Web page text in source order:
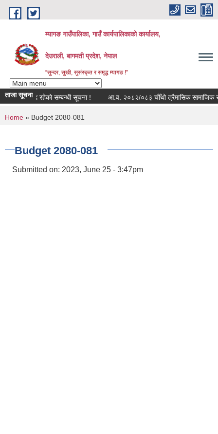
Skip to main content
म्यागङ गाउँपालिका, गाउँ कार्यपालिकाको कार्यालय,
देउराली, बागमती प्रदेश, नेपाल
“सुन्दर, सुखी, सुसंस्कृत र समृद्ध म्यागङ !”
ताजा सूचना
मोड्युल बन्द रहेको सम्बन्धी सूचना ! आ.व. २०८२/०८३ चौँथो त्रैमासिक सामाजिक
You are here
Home » Budget 2080-081
Budget 2080-081
Submitted on: 2023, June 25 - 3:47pm